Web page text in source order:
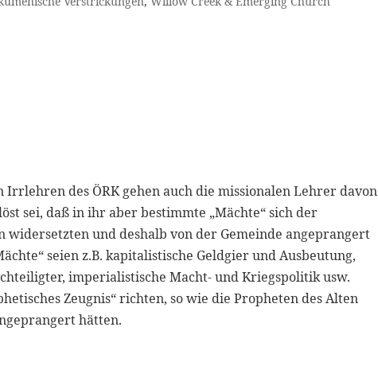
des ÖRK gehen auch die missionalen Lehrer davon
sei, daß in ihr aber bestimmte „Mächte“ sich der
widersetzten und deshalb von der Gemeinde angeprangert
seien z.B. kapitalistische Geldgier und Ausbeutung,
imperialistische Macht- und Kriegspolitik usw.
Zeugnis“ richten, so wie die Propheten des Alten
hätten.